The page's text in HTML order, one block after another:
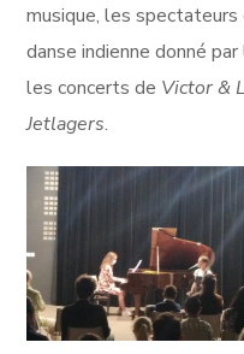
musique, les
danse indienne donné
les concerts de Victor &
Jetlagers.